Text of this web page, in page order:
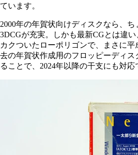
ています。
2000年の年賀状向けディスクなら、
3DCGが充実。しかも最新CGとは違
カクついたローポリゴンで、まさに
去の年賀状作成用のフロッピーディス
ることで、2024年以降の干支にも対応